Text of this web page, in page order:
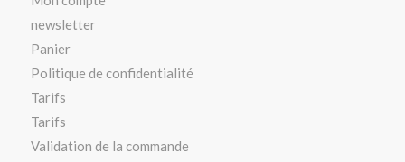
newsletter
Panier
Politique de confidentialité
Tarifs
Tarifs
Validation de la commande